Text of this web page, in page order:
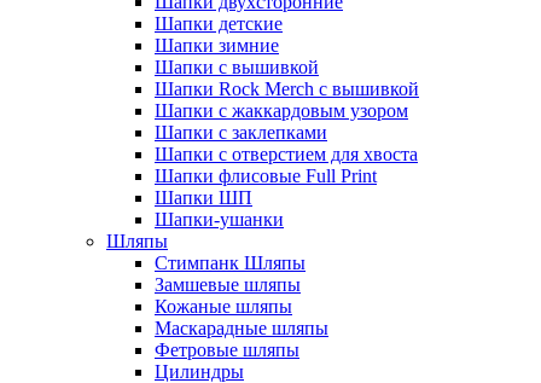
Шапки детские
Шапки зимние
Шапки с вышивкой
Шапки Rock Merch с вышивкой
Шапки с жаккардовым узором
Шапки с заклепками
Шапки с отверстием для хвоста
Шапки флисовые Full Print
Шапки ШП
Шапки-ушанки
Шляпы
Стимпанк Шляпы
Замшевые шляпы
Кожаные шляпы
Маскарадные шляпы
Фетровые шляпы
Цилиндры